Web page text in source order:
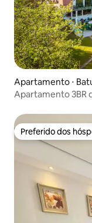
Apartamento ⋅
Apartamento 3BR
Preferido dos
Preferido dos